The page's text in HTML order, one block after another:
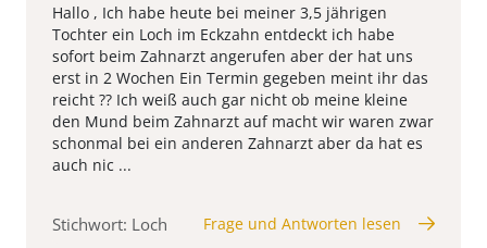
Hallo , Ich habe heute bei meiner 3,5 jährigen
Tochter ein Loch im Eckzahn entdeckt ich habe
sofort beim Zahnarzt angerufen aber der hat uns
erst in 2 Wochen Ein Termin gegeben meint ihr das
reicht ?? Ich weiß auch gar nicht ob meine kleine
den Mund beim Zahnarzt auf macht wir waren zwar
schonmal bei ein anderen Zahnarzt aber da hat es
auch nic ...
Stichwort: Loch Frage und Antworten lesen